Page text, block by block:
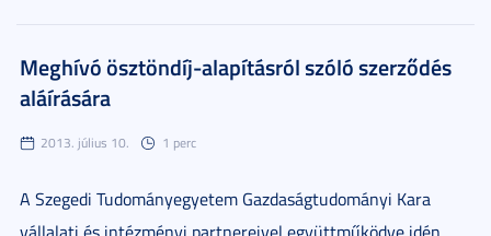
Meghívó ösztöndíj-alapításról szóló szerződés
aláírására
2013. július 10. 1 perc
A Szegedi Tudományegyetem Gazdaságtudományi Kara